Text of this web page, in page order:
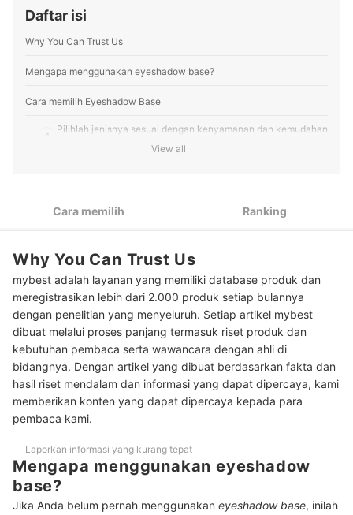
Profil Tim Editorial mybest
Daftar isi
Why You Can Trust Us
Mengapa menggunakan eyeshadow base?
Cara memilih Eyeshadow Base
1
Pilihlah jenisnya sesuai dengan kenyamanan dan kemudahan
Pertimbangkan produk dengan pelembap untuk kulit kering
Peringkat Eyeshadow Base Terbaik
Baca juga rekomendasi produk eyeshadow lainnya di sini
View all
Cara memilih Ranking
Why You Can Trust Us
mybest adalah layanan yang memiliki database produk dan
meregistrasikan lebih dari 2.000 produk setiap bulannya
dengan penelitian yang menyeluruh. Setiap artikel mybest
dibuat melalui proses panjang termasuk riset produk dan
kebutuhan pembaca serta wawancara dengan ahli di
bidangnya. Dengan artikel yang dibuat berdasarkan fakta dan
hasil riset mendalam dan informasi yang dapat dipercaya, kami
memberikan konten yang dapat dipercaya kepada para
pembaca kami.
Laporkan informasi yang kurang tepat
Mengapa menggunakan eyeshadow
base?
Jika Anda belum pernah menggunakan eyeshadow base, inilah